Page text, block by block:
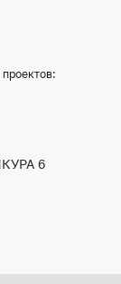
6